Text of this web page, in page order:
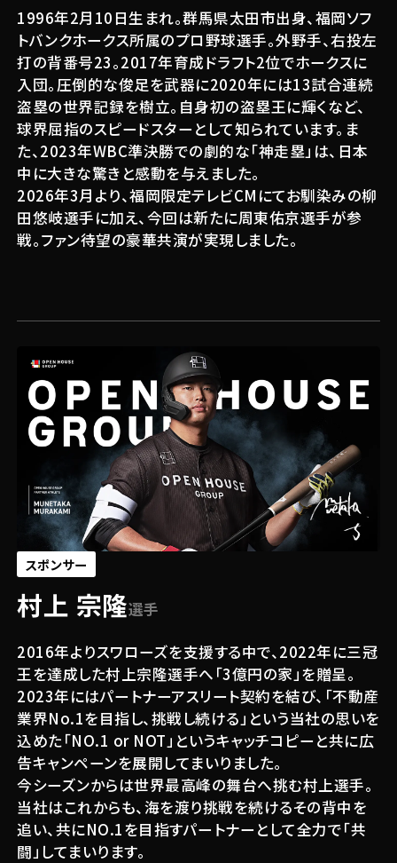
1996年2月10日生まれ。群馬県太田市出身、福岡ソフ
トバンクホークス所属のプロ野球選手。外野手、右投左
打の背番号23。2017年育成ドラフト2位でホークスに
入団。圧倒的な俊足を武器に2020年には13試合連続
盗塁の世界記録を樹立。自身初の盗塁王に輝くなど、
球界屈指のスピードスターとして知られています。ま
た、2023年WBC準決勝での劇的な「神走塁」は、日本
中に大きな驚きと感動を与えました。
2026年3月より、福岡限定テレビCMにてお馴染みの柳
田悠岐選手に加え、今回は新たに周東佑京選手が参
戦。ファン待望の豪華共演が実現しました。
スポンサー
村上 宗隆選手
2016年よりスワローズを支援する中で、2022年に三冠
王を達成した村上宗隆選手へ「3億円の家」を贈呈。
2023年にはパートナーアスリート契約を結び、「不動産
業界No.1を目指し、挑戦し続ける」という当社の思いを
込めた「NO.1 or NOT」というキャッチコピーと共に広
告キャンペーンを展開してまいりました。
今シーズンからは世界最高峰の舞台へ挑む村上選手。
当社はこれからも、海を渡り挑戦を続けるその背中を
追い、共にNO.1を目指すパートナーとして全力で「共
闘」してまいります。
関連する記事
#その他
2026.03.26
村上宗隆選手とのパートナーアスリー
ト契約を継続 2026年シーズン、世界